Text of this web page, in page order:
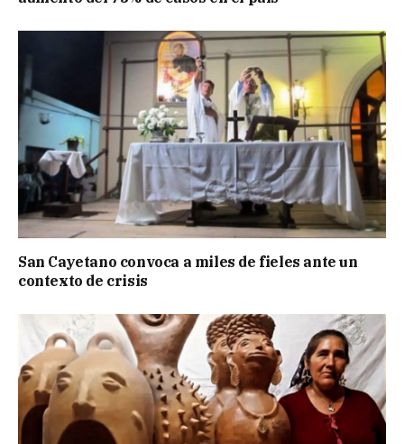
San Cayetano convoca a miles de fieles ante un
contexto de crisis